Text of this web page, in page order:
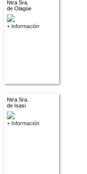
Ntra Sra.
de Olagüe
+ Información
Ntra Sra.
de Isasi
+ Información